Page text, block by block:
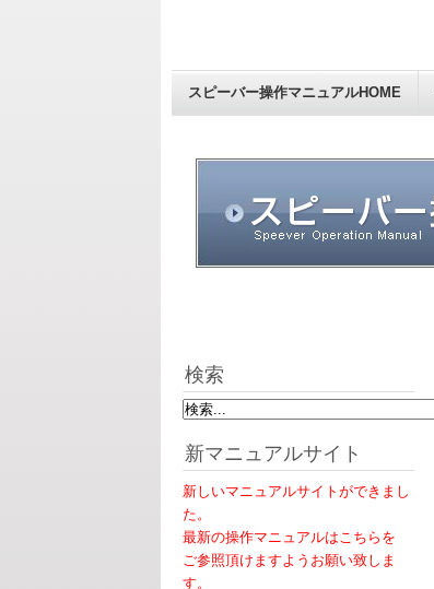
スピーバー操作マニュアルHOME
検索
新マニュアルサイト
新しいマニュアルサイトができまし
た。
最新の操作マニュアルはこちらを
ご参照頂けますようお願い致しま
す。